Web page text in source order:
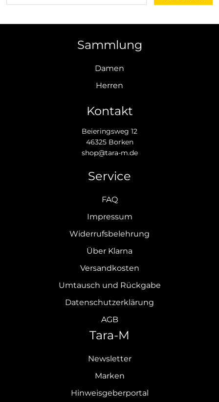
Sammlung
Damen
Herren
Kontakt
Beieringsweg 12
46325 Borken
shop@tara-m.de
Service
FAQ
Impressum
Widerrufsbelehrung
Über Klarna
Versandkosten
Umtausch und Rückgabe
Datenschutzerklärung
AGB
Tara-M
Newsletter
Marken
Hinweisgeberportal